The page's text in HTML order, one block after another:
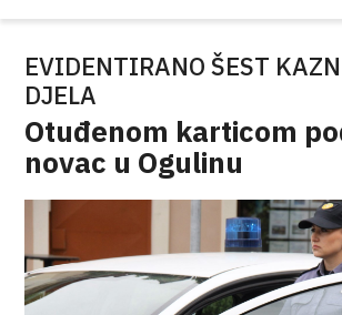
EVIDENTIRANO ŠEST
DJELA
Otuđenom karticom
novac u Ogulinu